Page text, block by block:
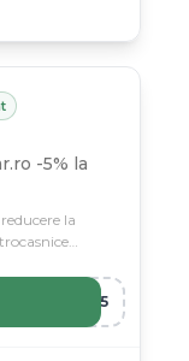
-5% la
la
RE5